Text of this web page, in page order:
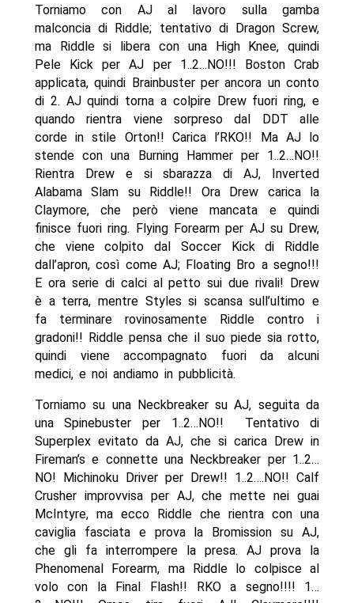
Torniamo con AJ al lavoro sulla gamba
malconcia di Riddle; tentativo di Dragon Screw,
ma Riddle si libera con una High Knee, quindi
Pele Kick per AJ per 1..2…NO!!! Boston Crab
applicata, quindi Brainbuster per ancora un conto
di 2. AJ quindi torna a colpire Drew fuori ring, e
quando rientra viene sorpreso dal DDT alle
corde in stile Orton!! Carica l’RKO!! Ma AJ lo
stende con una Burning Hammer per 1..2…NO!!
Rientra Drew e si sbarazza di AJ, Inverted
Alabama Slam su Riddle!! Ora Drew carica la
Claymore, che però viene mancata e quindi
finisce fuori ring. Flying Forearm per AJ su Drew,
che viene colpito dal Soccer Kick di Riddle
dall’apron, così come AJ; Floating Bro a segno!!!
E ora serie di calci al petto sui due rivali! Drew
è a terra, mentre Styles si scansa sull’ultimo e
fa terminare rovinosamente Riddle contro i
gradoni!! Riddle pensa che il suo piede sia rotto,
quindi viene accompagnato fuori da alcuni
medici, e noi andiamo in pubblicità.
Torniamo su una Neckbreaker su AJ, seguita da
una Spinebuster per 1..2…NO!! Tentativo di
Superplex evitato da AJ, che si carica Drew in
Fireman’s e connette una Neckbreaker per 1..2…
NO! Michinoku Driver per Drew!! 1..2….NO!! Calf
Crusher improvvisa per AJ, che mette nei guai
McIntyre, ma ecco Riddle che rientra con una
caviglia fasciata e prova la Bromission su AJ,
che gli fa interrompere la presa. AJ prova la
Phenomenal Forearm, ma Riddle lo colpisce al
volo con la Final Flash!! RKO a segno!!!! 1…